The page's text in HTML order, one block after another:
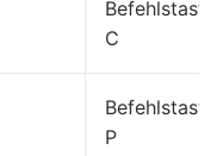
Befehlstaste
C
Befehlstaste
P